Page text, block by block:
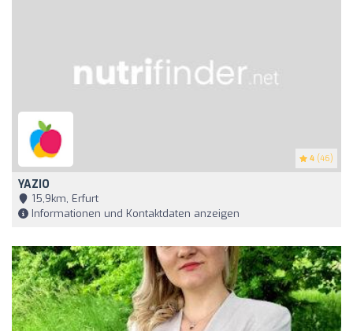
4 (46)
YAZIO
15,9km, Erfurt
Informationen und Kontaktdaten anzeigen